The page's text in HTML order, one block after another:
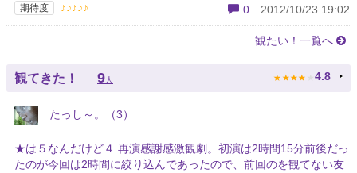
期待度 ♪♪♪♪♪ 0 2012/10/23 19:02
観たい！一覧へ
観てきた！ 9 人 ★ ★ ★ ★ ★ 4.8
たっし～。（3）
★は５なんだけど４ 再演感謝感激観劇。初演は2時間15分前後だっ
たのが今回は2時間に絞り込んであったので、前回のを観てない友